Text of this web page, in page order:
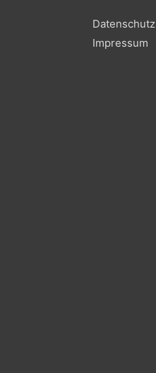
Datenschutz
Impressum